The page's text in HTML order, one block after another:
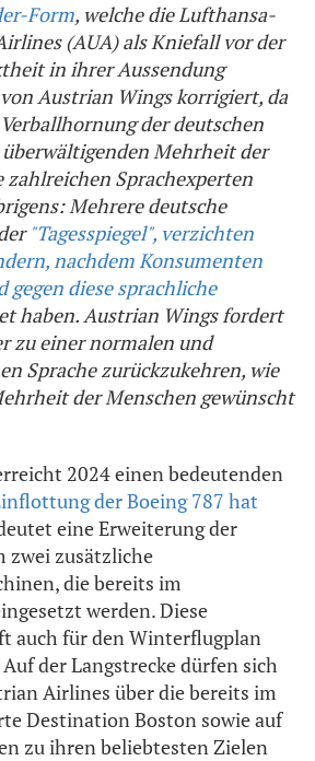
Form, welche die Lufthansa-
(AUA) als Kniefall vor der
in ihrer Aussendung
Austrian Wings korrigiert, da
der deutschen
Mehrheit der
zahlreichen Sprachexperten
Mehrere deutsche
"Tagesspiegel", verzichten
nachdem Konsumenten
gegen diese sprachliche
haben. Austrian Wings fordert
zu einer normalen und
Sprache zurückzukehren, wie
der Menschen gewünscht
2024 einen bedeutenden
der Boeing 787 hat
eine Erweiterung der
zwei zusätzliche
die bereits im
werden. Diese
auch für den Winterflugplan
der Langstrecke dürfen sich
Airlines über die bereits im
Destination Boston sowie auf
zu ihren beliebtesten Zielen